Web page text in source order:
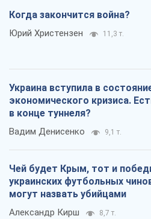
Когда закончится война?
Юрий Христензен 11,3 т.
Украина вступила в
экономического кризиса.
в конце туннеля?
Вадим Денисенко 9,1 т.
Чей будет Крым, тот и
украинских футбольных
могут назвать убийцами
Александр Кирш 8,7 т.